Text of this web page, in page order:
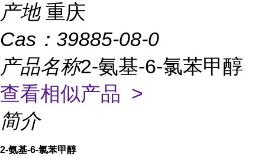
产地 重庆
Cas： 39885-08-0
产品名称2-氨基-6-氯苯甲醇
查看相似产品 >
简介
2-氨基-6-氯苯甲醇